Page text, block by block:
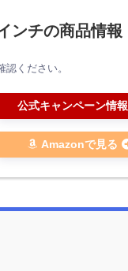
ンチの商品情報
認ください。
公式キャンペーン情報
Amazonで見る